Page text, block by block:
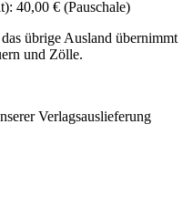
40,00 € (Pauschale)
übrige Ausland übernimmt
und Zölle.
Verlagsauslieferung